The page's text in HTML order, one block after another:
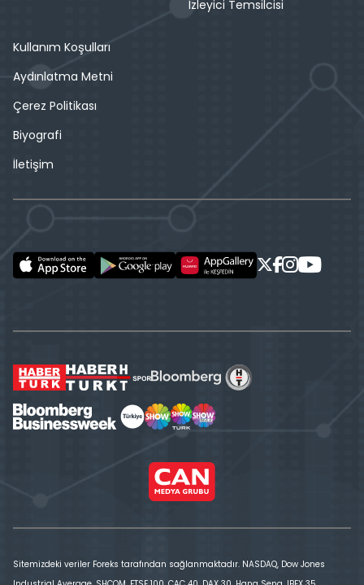
İzleyici Temsilcisi
Kullanım Koşulları
Aydınlatma Metni
Çerez Politikası
Biyografi
İletişim
Sitemizdeki veriler Foreks tarafından sağlanmaktadır. NASDAQ, Dow Jones